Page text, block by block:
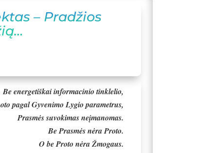
– Pradžios
energetiškai informacinio tinklelio,
pagal Gyvenimo Lygio parametrus,
Prasmės suvokimas neįmanomas.
Be Prasmės nėra Proto.
O be Proto nėra Žmogaus.